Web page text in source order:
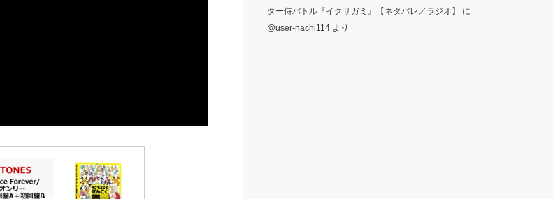
ター侍バトル『イクサガミ』【ネタバレ／ラジオ】
に
@user-nachi114より